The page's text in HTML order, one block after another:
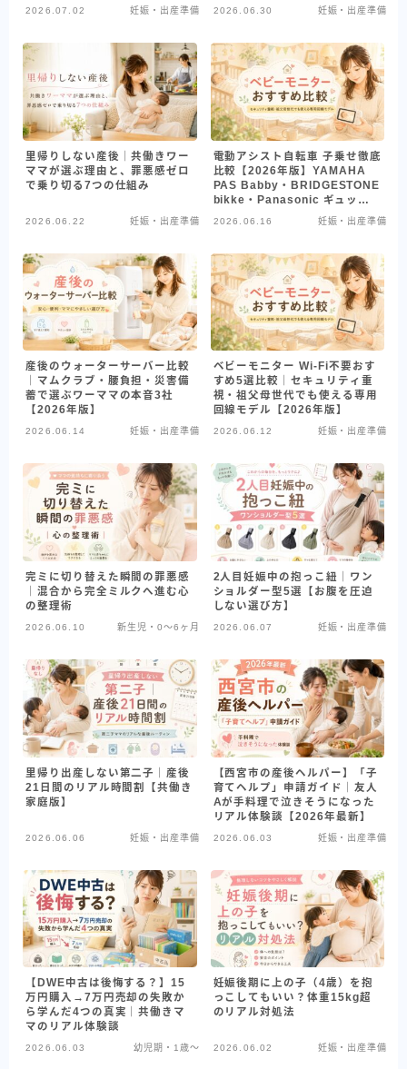
2026.07.02 妊娠・出産準備 2026.06.30 妊娠・出産準備
里帰りしない産後｜共働きワー
ママが選ぶ理由と、罪悪感ゼロ
で乗り切る7つの仕組み
2026.06.22 妊娠・出産準備
電動アシスト自転車 子乗せ徹底
比較【2026年版】YAMAHA
PAS Babby・BRIDGESTONE
bikke・Panasonic ギュット
｜2人乗せ対応モデルを共働き
2026.06.16 妊娠・出産準備
産後のウォーターサーバー比較
｜マムクラブ・腰負担・災害備
蓄で選ぶワーママの本音3社
【2026年版】
2026.06.14 妊娠・出産準備
ベビーモニター Wi-Fi不要おす
すめ5選比較｜セキュリティ重
視・祖父母世代でも使える専用
回線モデル【2026年版】
2026.06.12 妊娠・出産準備
完ミに切り替えた瞬間の罪悪感
｜混合から完全ミルクへ進む心
の整理術
2026.06.10 新生児・0〜6ヶ月
2人目妊娠中の抱っこ紐｜ワン
ショルダー型5選【お腹を圧迫
しない選び方】
2026.06.07 妊娠・出産準備
里帰り出産しない第二子｜産後
21日間のリアル時間割【共働き
家庭版】
2026.06.06 妊娠・出産準備
【西宮市の産後ヘルパー】「子
育てヘルプ」申請ガイド｜友人
Aが手料理で泣きそうになった
リアル体験談【2026年最新】
2026.06.03 妊娠・出産準備
【DWE中古は後悔する？】15
万円購入→7万円売却の失敗か
ら学んだ4つの真実｜共働きマ
マのリアル体験談
2026.06.03 幼児期・1歳〜
妊娠後期に上の子（4歳）を抱
っこしてもいい？体重15kg超
のリアル対処法
2026.06.02 妊娠・出産準備